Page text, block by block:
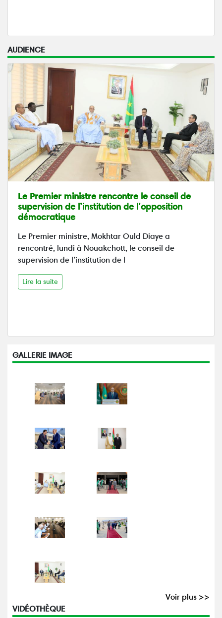
AUDIENCE
Le Premier ministre rencontre le conseil de
supervision de l’institution de l’opposition
démocratique
Le Premier ministre, Mokhtar Ould Diaye a
rencontré, lundi à Nouakchott, le conseil de
supervision de l’institution de l
Lire la suite
GALLERIE IMAGE
Voir plus >>
VIDÉOTHÈQUE